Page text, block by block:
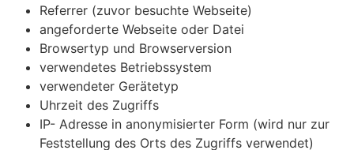
Referrer (zuvor besuchte Webseite)
angeforderte Webseite oder Datei
Browsertyp und Browserversion
verwendetes Betriebssystem
verwendeter Gerätetyp
Uhrzeit des Zugriffs
IP- Adresse in anonymisierter Form (wird nur zur
Feststellung des Orts des Zugriffs verwendet)